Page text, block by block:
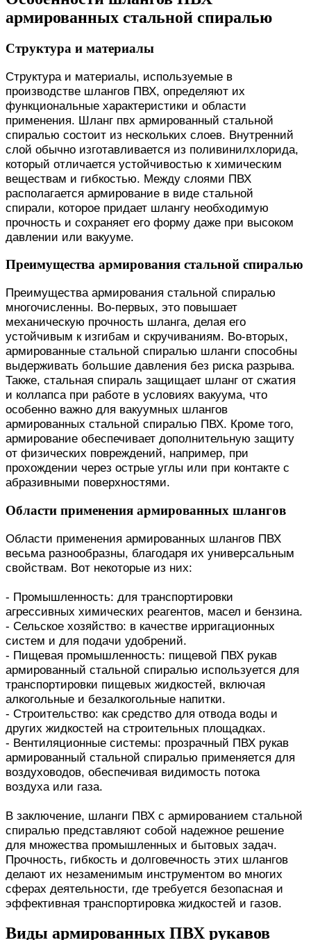
армированных стальной спиралью
Структура и материалы
Структура и материалы, используемые в
производстве шлангов ПВХ, определяют их
функциональные характеристики и области
применения. Шланг пвх армированный стальной
спиралью состоит из нескольких слоев. Внутренний
слой обычно изготавливается из поливинилхлорида,
который отличается устойчивостью к химическим
веществам и гибкостью. Между слоями ПВХ
располагается армирование в виде стальной
спирали, которое придает шлангу необходимую
прочность и сохраняет его форму даже при высоком
давлении или вакууме.
Преимущества армирования стальной спиралью
Преимущества армирования стальной спиралью
многочисленны. Во-первых, это повышает
механическую прочность шланга, делая его
устойчивым к изгибам и скручиваниям. Во-вторых,
армированные стальной спиралью шланги способны
выдерживать большие давления без риска разрыва.
Также, стальная спираль защищает шланг от сжатия
и коллапса при работе в условиях вакуума, что
особенно важно для вакуумных шлангов
армированных стальной спиралью ПВХ. Кроме того,
армирование обеспечивает дополнительную защиту
от физических повреждений, например, при
прохождении через острые углы или при контакте с
абразивными поверхностями.
Области применения армированных шлангов
Области применения армированных шлангов ПВХ
весьма разнообразны, благодаря их универсальным
свойствам. Вот некоторые из них:
- Промышленность: для транспортировки
агрессивных химических реагентов, масел и бензина.
- Сельское хозяйство: в качестве ирригационных
систем и для подачи удобрений.
- Пищевая промышленность: пищевой ПВХ рукав
армированный стальной спиралью используется для
транспортировки пищевых жидкостей, включая
алкогольные и безалкогольные напитки.
- Строительство: как средство для отвода воды и
других жидкостей на строительных площадках.
- Вентиляционные системы: прозрачный ПВХ рукав
армированный стальной спиралью применяется для
воздуховодов, обеспечивая видимость потока
воздуха или газа.
В заключение, шланги ПВХ с армированием стальной
спиралью представляют собой надежное решение
для множества промышленных и бытовых задач.
Прочность, гибкость и долговечность этих шлангов
делают их незаменимым инструментом во многих
сферах деятельности, где требуется безопасная и
эффективная транспортировка жидкостей и газов.
Виды армированных ПВХ рукавов